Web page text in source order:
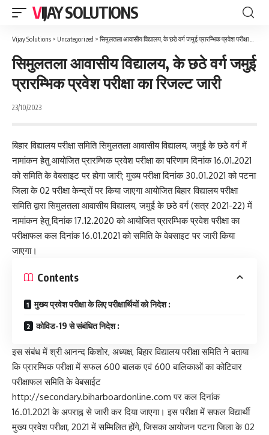
VIJAY SOLUTIONS
Vijay Solutions > Uncategorized > सिमुलतला आवासीय विद्यालय, के छठे वर्ग जमुई प्रारम्भिक प्रवेश परीक्षा का रिजल्ट जारी
सिमुलतला आवासीय विद्यालय, के छठे वर्ग जमुई
प्रारम्भिक प्रवेश परीक्षा का रिजल्ट जारी
23/10/2023
बिहार विद्यालय परीक्षा समिति सिमुलतला आवासीय विद्यालय, जमुई के छठे वर्ग में
नामांकन हेतु आयोजित प्रारम्भिक प्रवेश परीक्षा का परिणाम दिनांक 16.01.2021
को समिति के वेबसाइट पर होगा जारी; मुख्य परीक्षा दिनांक 30.01.2021 को पटना
जिला के 02 परीक्षा केन्द्रों पर किया जाएगा आयोजित बिहार विद्यालय परीक्षा
समिति द्वारा सिमुलतला आवासीय विद्यालय, जमुई के छठे वर्ग (सत्र 2021-22) में
नामांकन हेतु दिनांक 17.12.2020 को आयोजित प्रारम्भिक प्रवेश परीक्षा का
परीक्षाफल कल दिनांक 16.01.2021 को समिति के वेबसाइट पर जारी किया
जाएगा।
Contents
मुख्य प्रवेश परीक्षा के लिए परीक्षार्थियों को निदेश :
कोविड-19 से संबंधित निदेश :
इस संबंध में श्री आनन्द किशोर, अध्यक्ष, बिहार विद्यालय परीक्षा समिति ने बताया
कि प्रारम्भिक परीक्षा में सफल 600 बालक एवं 600 बालिकाओं का कोटिवार
परीक्षाफल समिति के वेबसाईट
http://secondary.biharboardonline.com पर कल दिनांक
16.01.2021 के अपराह्न से जारी कर दिया जाएगा। इस परीक्षा में सफल विद्यार्थी
मुख्य प्रवेश परीक्षा, 2021 में सम्मिलित होंगे, जिसका आयोजन पटना जिला के 02